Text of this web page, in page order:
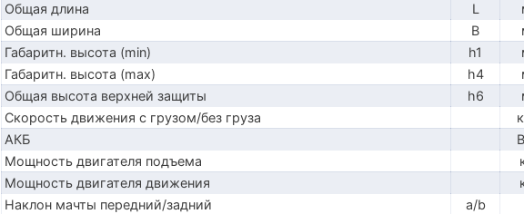
Общая длина
L
Общая ширина
B
Габаритн. высота (min)
h1
Габаритн. высота (max)
h4
Общая высота верхней защиты
h6
Скорость движения с грузом/без груза
АКБ
Мощность двигателя подъема
Мощность двигателя движения
Наклон мачты передний/задний
a/b